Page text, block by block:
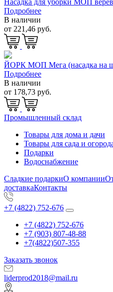
Насадка для уборки МОП
Подробнее
В наличии
от 221,46 руб.
ЙОРК МОП Мега (насадка на
Подробнее
В наличии
от 178,73 руб.
Промышленный склад
Товары для дома и дачи
Товары для сада и
Подарки
Водоснабжение
Сладкие подаркиО компании
доставкаКонтакты
+7 (4822) 752-676
+7 (4822) 752-676
+7 (903) 807-48-88
+7(4822)507-355
Заказать звонок
liderprod2018@mail.ru